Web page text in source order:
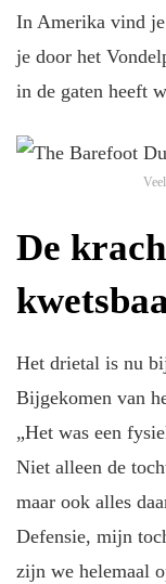
In Amerika vind
je door het
in de gaten heeft
De
Het drietal is nu
Bijgekomen van
„Het was een
Niet alleen de
maar ook alles
Defensie, mijn
zijn we helemaal